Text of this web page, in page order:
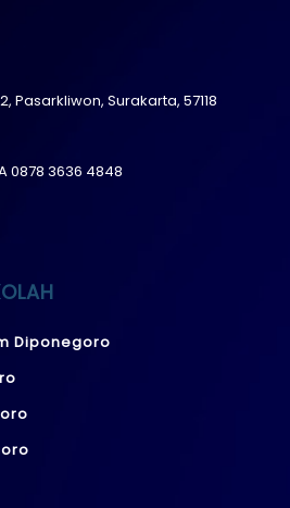
Pasarkliwon, Surakarta, 57118
0878 3636 4848
Diponegoro